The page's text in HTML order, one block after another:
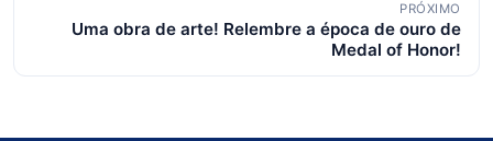
PRÓXIMO
Uma obra de arte! Relembre a época de ouro de
Medal of Honor!